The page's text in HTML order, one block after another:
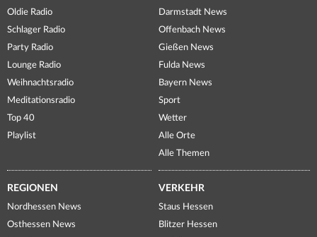
Oldie Radio
Schlager Radio
Party Radio
Lounge Radio
Weihnachtsradio
Meditationsradio
Top 40
Playlist
Darmstadt News
Offenbach News
Gießen News
Fulda News
Bayern News
Sport
Wetter
Alle Orte
Alle Themen
REGIONEN
Nordhessen News
Osthessen News
VERKEHR
Staus Hessen
Blitzer Hessen